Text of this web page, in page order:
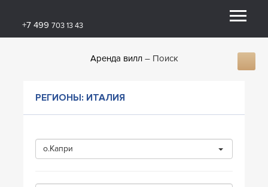
+7 499 703 13 43
Аренда вилл Поиск
РЕГИОНЫ: ИТАЛИЯ
о.Капри